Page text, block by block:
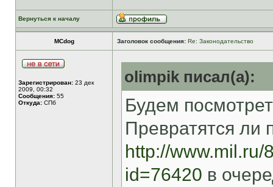
Вернуться к началу
MCdog Заголовок сообщения: Re: Законодательство
Зарегистрирован: 23 дек
2009, 00:32
Сообщения: 55
Откуда: СПб
olimpik писал(а):
Будем
Превратятся ли
http://www.mil.ru/
id=76420 в